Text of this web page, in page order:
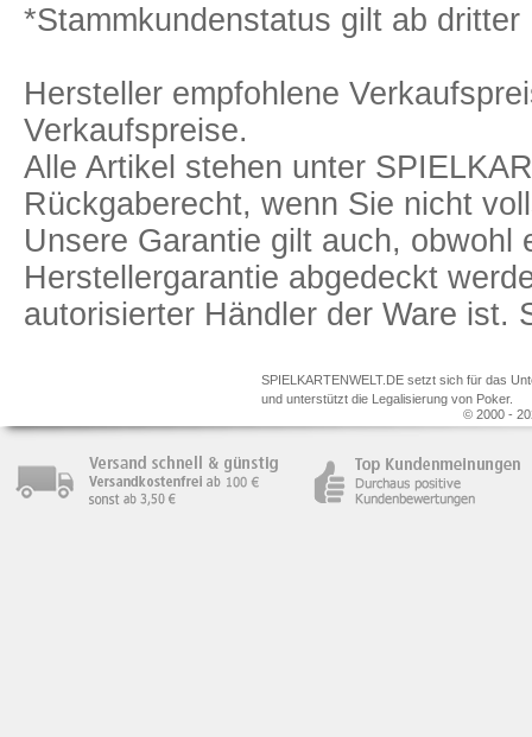
*Stammkundenstatus gilt ab dritter
Hersteller empfohlene
Verkaufspreise.
Alle Artikel stehen unter
Rückgaberecht, wenn Sie nicht
Unsere Garantie gilt auch, obwohl
Herstellergarantie abgedeckt
autorisierter Händler der Ware ist.
SPIELKARTENWELT.DE setzt sich für das
und unterstützt die Legalisierung von Poker.
© 2000 -